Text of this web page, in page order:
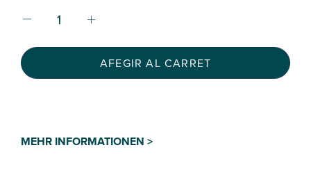
AFEGIR AL CARRET
MEHR INFORMATIONEN >